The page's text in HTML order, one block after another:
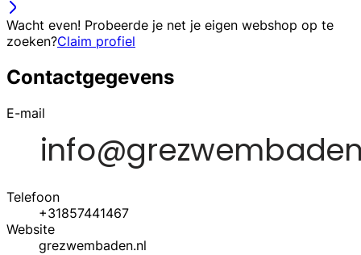
Wacht even! Probeerde je net je eigen webshop op te
zoeken?Claim profiel
Contactgegevens
E-mail
Telefoon
+31857441467
Website
grezwembaden.nl